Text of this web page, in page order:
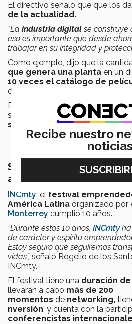
El directivo señaló que que los
de la actualidad.
"La industria digitalse construye
eso es importante que desde
trabajar en su integridad y
Como ejemplo, dijo que la
que genera una planta en un
10 veces el catálogo de
decir, son más de 2 mil 200
En el futuro, los datos permitirán
seleccionar opciones más
sustentables.
Sobre INCmty 2022, en su
aniversario
INCmty, el festival
América Latina organizado por
Monterrey cumplió 10 años.
“Durante estos 10 años, INCmtyha
de carácter y espíritu
Estoy seguro que seguiremos
vidas”, señaló Rogelio de los
INCmty.
El festival tiene una duración de
llevarán a cabo más de 200
momentos de networking,
nversión, y cuenta con la
conferencistas
Recibe nuestro